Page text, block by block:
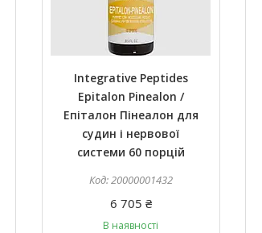
Integrative Peptides
Epitalon Pinealon /
Епіталон Пінеалон для
судин і нервової
системи 60 порцій
20000001432
6 705 ₴
В наявності